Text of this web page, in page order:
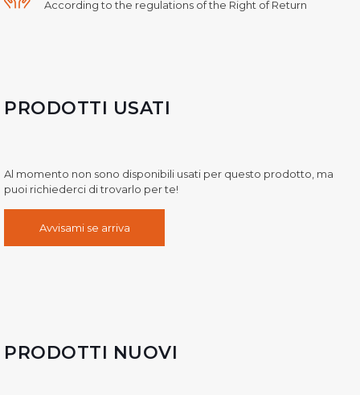
According to the regulations of the Right of Return
PRODOTTI USATI
Al momento non sono disponibili usati per questo prodotto, ma
puoi richiederci di trovarlo per te!
Avvisami se arriva
PRODOTTI NUOVI